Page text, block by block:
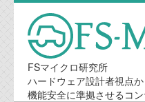
FSマイクロ研究所
ハードウェア設計者視点
機能安全に準拠させるコ